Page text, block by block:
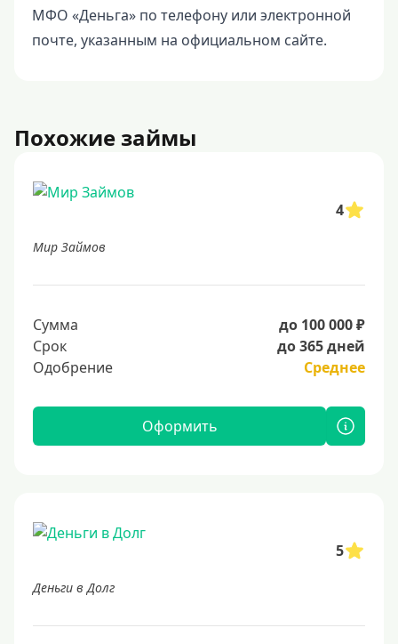
МФО «Деньга» по телефону или электронной
почте, указанным на официальном сайте.
Похожие займы
4
Мир Займов
Сумма
до 100 000 ₽
Срок
до 365 дней
Одобрение
Среднее
Оформить
5
Деньги в Долг